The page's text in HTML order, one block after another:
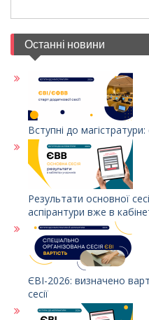
Останні новини
Вступні до
Результати основної
аспірантури вже в
ЄВІ-2026: визначено
сесії